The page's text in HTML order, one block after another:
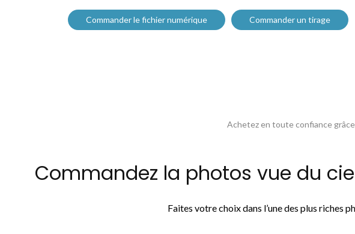
Commander le fichier numérique Commander un tirage
Achetez en toute confiance
Commandez la photos vue du
Faites votre choix dans l’une des plus riches